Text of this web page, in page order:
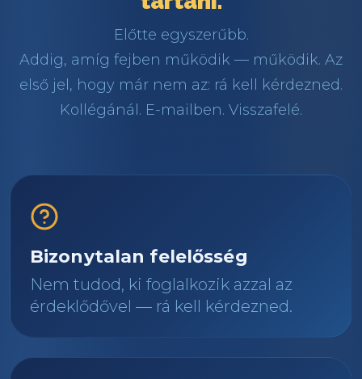
Előtte egyszerűbb.
Addig, amíg fejben működik — működik. Az
első jel, hogy már nem az: rá kell kérdezned.
Kollégánál. E-mailben. Visszafelé.
Bizonytalan felelősség
Nem tudod, ki foglalkozik azzal az
érdeklődővel — rá kell kérdezned.